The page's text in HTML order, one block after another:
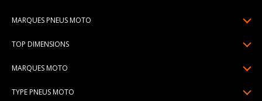
MARQUES PNEUS MOTO
Pneus Continental
TOP DIMENSIONS
150/70R17
MARQUES MOTO
TYPE PNEUS MOTO